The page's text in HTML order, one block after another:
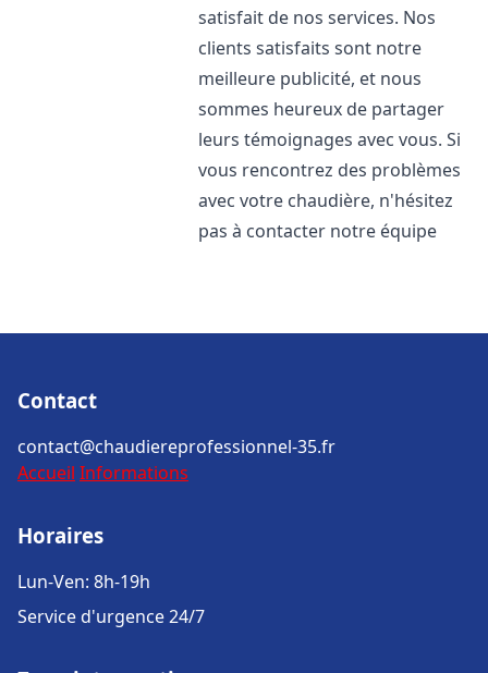
satisfait de nos services. Nos
clients satisfaits sont notre
meilleure publicité, et nous
sommes heureux de partager
leurs témoignages avec vous. Si
vous rencontrez des problèmes
avec votre chaudière, n'hésitez
pas à contacter notre équipe
Contact
contact@chaudiereprofessionnel-35.fr
Accueil Informations
Horaires
Lun-Ven: 8h-19h
Service d'urgence 24/7